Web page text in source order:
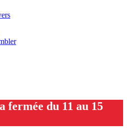
fermée du 11 au 15